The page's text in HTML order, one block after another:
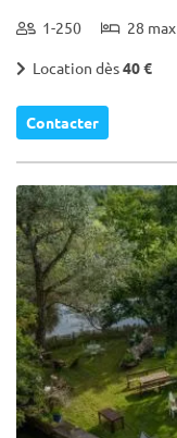
1-250 28 max
Location dès40 €
Contacter